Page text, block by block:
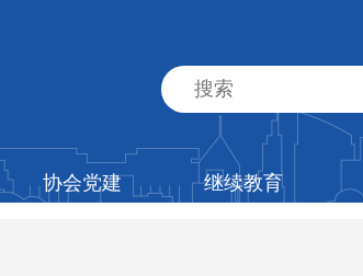
协会党建 继续教育